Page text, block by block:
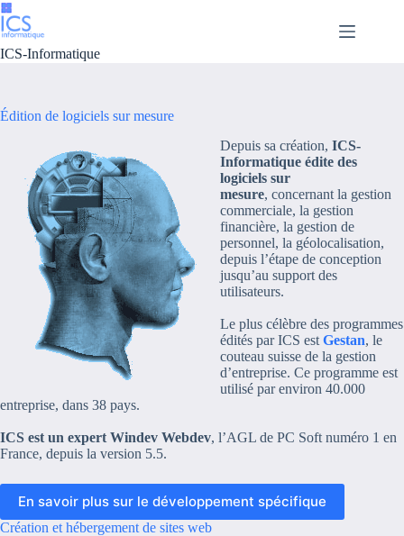
Passer
au
contenu
ICS-Informatique
Édition de logiciels sur mesure
Depuis sa création, ICS-
Informatique édite des
logiciels sur
mesure, concernant la gestion
commerciale, la gestion
financière, la gestion de
personnel, la géolocalisation,
depuis l’étape de conception
jusqu’au support des
utilisateurs.
Le plus célèbre des programmes
édités par ICS est Gestan, le
couteau suisse de la gestion
d’entreprise. Ce programme est
utilisé par environ 40.000
entreprise, dans 38 pays.
ICS est un expert Windev Webdev, l’AGL de PC Soft numéro 1 en
France, depuis la version 5.5.
En savoir plus sur le développement spécifique
Création et hébergement de sites web